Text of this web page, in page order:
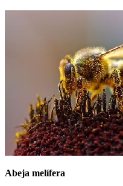
Abeja melífera